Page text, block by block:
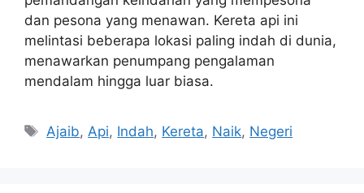
dan pesona yang menawan. Kereta api ini
melintasi beberapa lokasi paling indah di dunia,
menawarkan penumpang pengalaman
mendalam hingga luar biasa.
Tags
Ajaib, Api, Indah, Kereta, Naik, Negeri